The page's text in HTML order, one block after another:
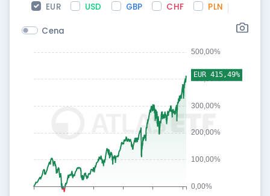
EUR USD GBP CHF PLN
Cena